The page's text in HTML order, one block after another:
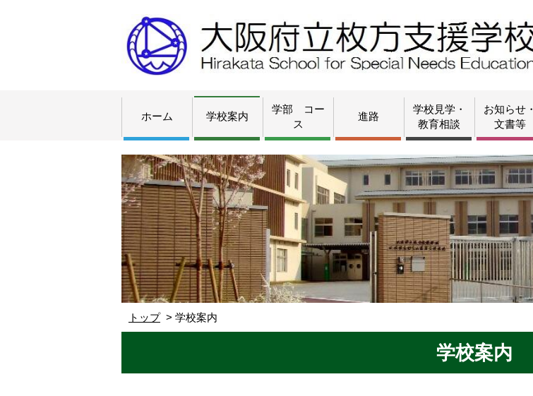
ホーム 学校案内
学部 コー
ス
進路
学校見学・
教育相談
お知らせ・
文書等
トップ 学校案内
学校案内